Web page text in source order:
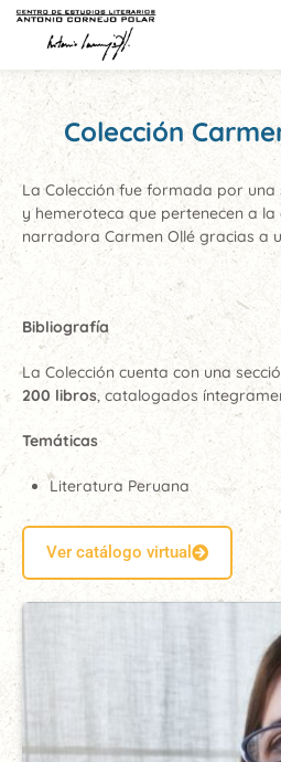
Colección
La Colección fue formada por una
y hemeroteca que pertenecen a
narradora Carmen Ollé gracias a
Bibliografía
La Colección cuenta con una
200 libros, catalogados
Temáticas
Literatura Peruana
Ver catálogo virtual